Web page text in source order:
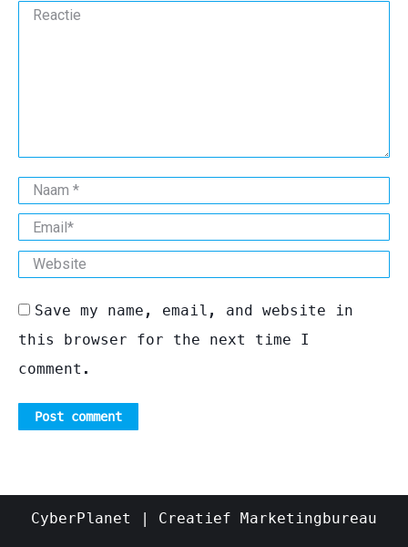
Reactie
Naam *
Email *
Website
Save my name, email, and website in
this browser for the next time I
comment.
Post comment
CyberPlanet | Creatief Marketingbureau